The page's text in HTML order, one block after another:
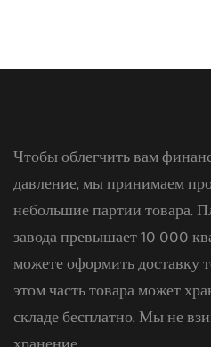
Чтобы облегчить вам
давление, мы принимаем
небольшие партии товара.
завода превышает 10 000
можете оформить доставку
этом часть товара может
складе бесплатно. Мы не